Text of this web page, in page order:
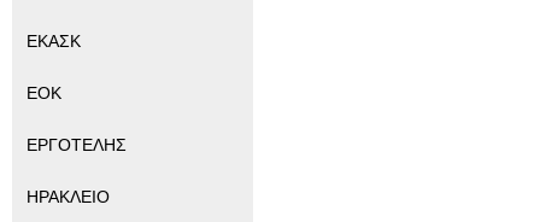
ΕΚΑΣΚ
ΕΟΚ
ΕΡΓΟΤΕΛΗΣ
ΗΡΑΚΛΕΙΟ